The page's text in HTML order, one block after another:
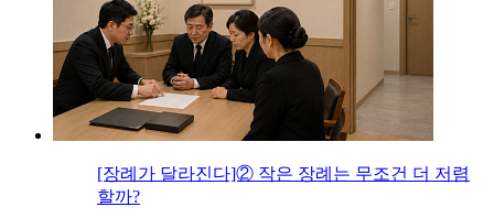
[장례가 달라진다]② 작은 장례는 무조건 더 저렴
할까?